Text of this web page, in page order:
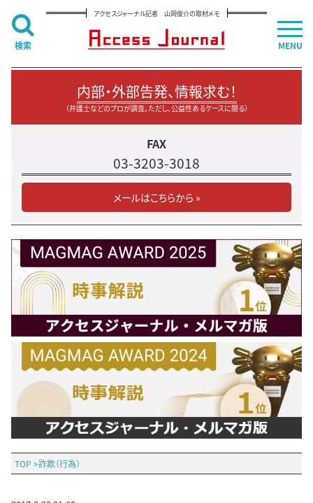
アクセスジャーナル記者 山岡俊介の取材メモ
内部・外部告発、情報求む！
（弁護士などのプロが調査。ただし、公益性あるケースに限る）
FAX
03-3203-3018
メールはこちらから »
TOP >詐欺（行為）
MENU
検索